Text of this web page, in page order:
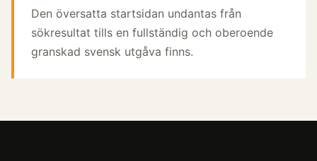
Den översatta startsidan undantas från
sökresultat tills en fullständig och oberoende
granskad svensk utgåva finns.